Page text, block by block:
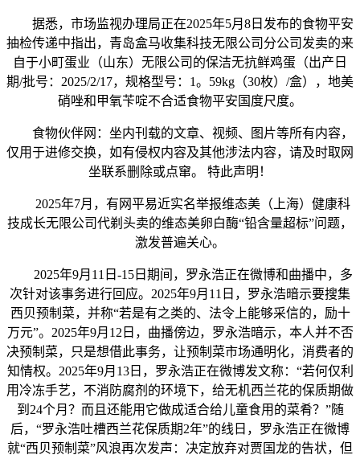
据悉，市场监视办理局正在2025年5月8日发布的食物平安
抽检传递中指出，青岛盒马收集科技无限公司分公司发卖的来
自于小町蛋业（山东）无限公司的保洁无抗鲜鸡蛋（出产日
期/批号：2025/2/17，规格型号：1。59kg（30枚）/盒），地美
硝唑和甲氧苄啶不合适食物平安国度尺度。
食物伙伴网：坐内刊载的文章、视频、图片等所有内容，
仅用于进修交换，如有侵权内容及其他涉法内容，请及时取网
坐联系删除或点窜。 特此声明！
2025年7月，有网平易近实名举报维态美（上海）健康科
技成长无限公司代剃头卖的维态美卵白酶“铅含量超标”问题，
激发普遍关心。
2025年9月11日-15日期间，罗永浩正在微博和曲播中，多
次针对该事务进行回应。2025年9月11日，罗永浩暗示要搜集
西贝预制菜，并称“若是有之类的、法令上能够采信的，励十
万元”。2025年9月12日，曲播傍边，罗永浩暗示，本人并不否
决预制菜，只是想借此事务，让预制菜市场通明化，消费者的
知情权。2025年9月13日，罗永浩正在微博发文称：“若何仅利
用冷冻手艺，不消防腐剂的环境下，给无机西兰花的保质期做
到24个月？而且还能用它做成适合给儿童食用的菜肴？”随
后，“罗永浩吐槽西兰花保质期2年”的线日，罗永浩正在微博
就“西贝预制菜”风浪再次发声：决定放弃对贾国龙的告状，但